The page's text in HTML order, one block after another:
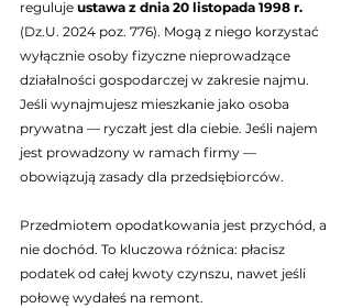
reguluje ustawa z dnia 20 listopada 1998 r.
(Dz.U. 2024 poz. 776). Mogą z niego korzystać
wyłącznie osoby fizyczne nieprowadzące
działalności gospodarczej w zakresie najmu.
Jeśli wynajmujesz mieszkanie jako osoba
prywatna — ryczałt jest dla ciebie. Jeśli najem
jest prowadzony w ramach firmy —
obowiązują zasady dla przedsiębiorców.
Przedmiotem opodatkowania jest przychód, a
nie dochód. To kluczowa różnica: płacisz
podatek od całej kwoty czynszu, nawet jeśli
połowę wydałeś na remont.